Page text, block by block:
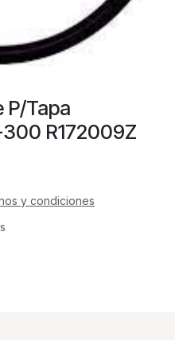
P/Tapa
R172009Z
y condiciones